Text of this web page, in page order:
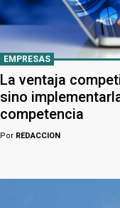
EMPRESAS
La ventaja
sino
competencia
Por REDACCION